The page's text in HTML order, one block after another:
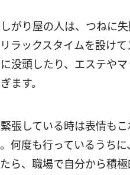
がり屋の人は、つねに
ラックスタイムを設け
没頭したり、エステや
ます。
張している時は表情も
何度も行っているうち
ら、職場で自分から積